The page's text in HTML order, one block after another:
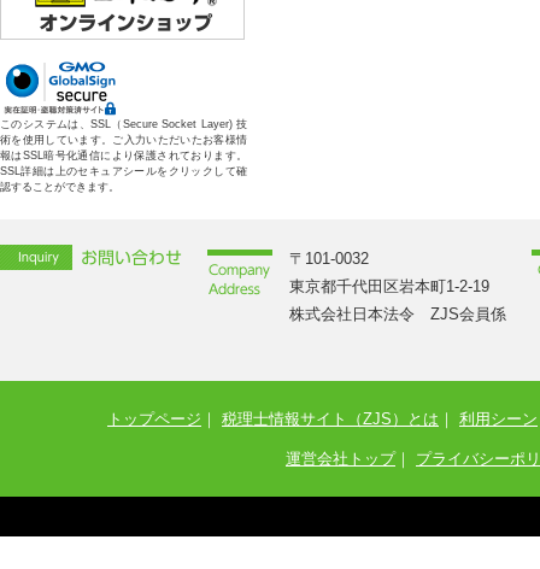
このシステムは、SSL（Secure Socket Layer) 技
術を使用しています。ご入力いただいたお客様情
報はSSL暗号化通信により保護されております。
SSL詳細は上のセキュアシールをクリックして確
認することができます。
〒101-0032
東京都千代田区岩本町1-2-19
株式会社日本法令 ZJS会員係
トップページ ｜ 税理士情報サイト（ZJS）とは ｜ 利用シーン
運営会社トップ｜ プライバシーポ